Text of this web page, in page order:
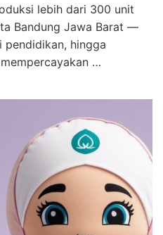
lebih dari 300 unit
Bandung Jawa Barat —
pendidikan, hingga
…